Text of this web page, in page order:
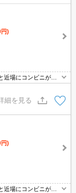
円)
場にコンビニがあ
ーホン・オートロッ
ります。共用部には
ビスが揃っているの
細を見る
円)
場にコンビニがあ